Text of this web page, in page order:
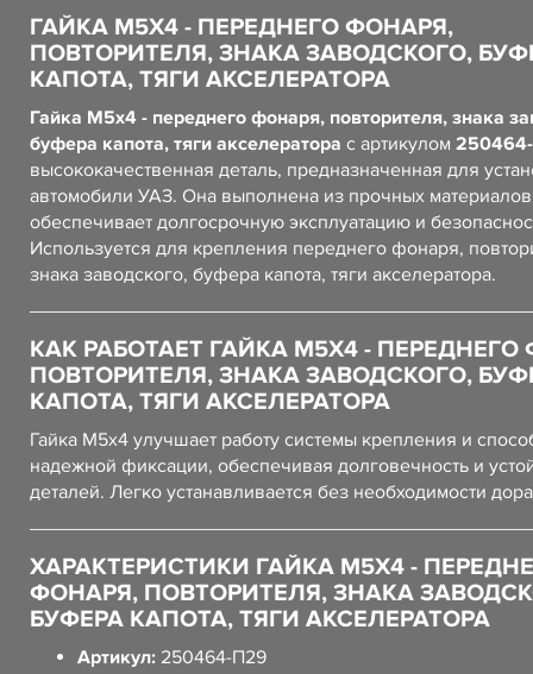
ГАЙКА М5Х4 - ПЕРЕДНЕГО ФОНАРЯ,
ПОВТОРИТЕЛЯ, ЗНАКА ЗАВОДСКОГО,
КАПОТА, ТЯГИ АКСЕЛЕРАТОРА
Гайка М5х4 - переднего фонаря, повторителя, знака
буфера капота, тяги акселератора с артикулом
высококачественная деталь, предназначенная для
автомобили УАЗ. Она выполнена из прочных
обеспечивает долгосрочную эксплуатацию и
Используется для крепления переднего фонаря,
знака заводского, буфера капота, тяги акселератора.
КАК РАБОТАЕТ ГАЙКА М5Х4 - ПЕРЕДНЕГО
ПОВТОРИТЕЛЯ, ЗНАКА ЗАВОДСКОГО,
КАПОТА, ТЯГИ АКСЕЛЕРАТОРА
Гайка М5х4 улучшает работу системы крепления и
надежной фиксации, обеспечивая долговечность и
деталей. Легко устанавливается без необходимости
ХАРАКТЕРИСТИКИ ГАЙКА М5Х4 -
ФОНАРЯ, ПОВТОРИТЕЛЯ, ЗНАКА
БУФЕРА КАПОТА, ТЯГИ АКСЕЛЕРАТОРА
Артикул: 250464-П29